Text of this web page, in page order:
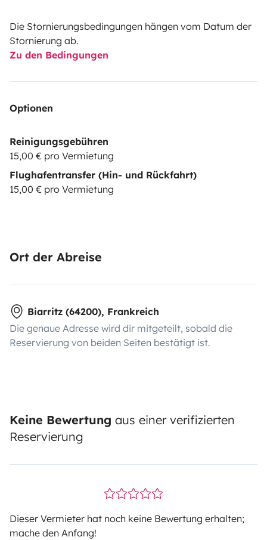
Die Stornierungsbedingungen hängen vom Datum der
Stornierung ab.
Zu den Bedingungen
Optionen
Reinigungsgebühren
15,00 € pro Vermietung
Flughafentransfer (Hin- und Rückfahrt)
15,00 € pro Vermietung
Ort der Abreise
Biarritz (64200), Frankreich
Die genaue Adresse wird dir mitgeteilt, sobald die
Reservierung von beiden Seiten bestätigt ist.
Keine Bewertung aus einer verifizierten
Reservierung
Dieser Vermieter hat noch keine Bewertung erhalten;
mache den Anfang!